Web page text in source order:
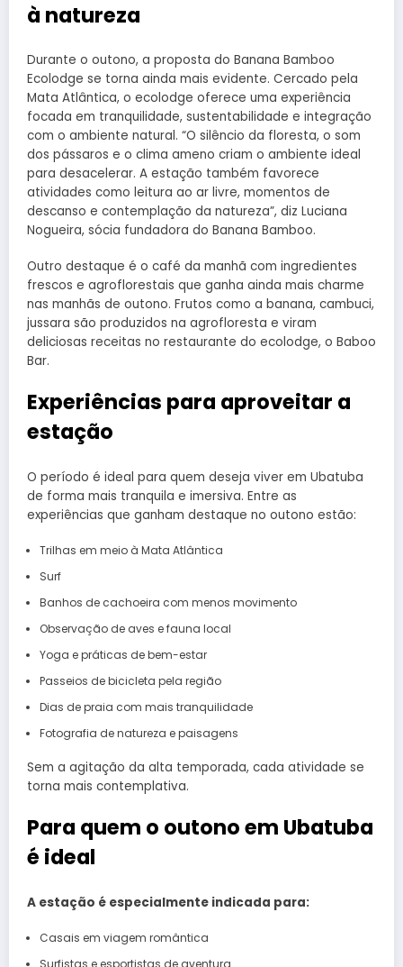
à natureza
Durante o outono, a proposta do Banana Bamboo
Ecolodge se torna ainda mais evidente. Cercado pela
Mata Atlântica, o ecolodge oferece uma experiência
focada em tranquilidade, sustentabilidade e integração
com o ambiente natural. “O silêncio da floresta, o som
dos pássaros e o clima ameno criam o ambiente ideal
para desacelerar. A estação também favorece
atividades como leitura ao ar livre, momentos de
descanso e contemplação da natureza”, diz Luciana
Nogueira, sócia fundadora do Banana Bamboo.
Outro destaque é o café da manhã com ingredientes
frescos e agroflorestais que ganha ainda mais charme
nas manhãs de outono. Frutos como a banana, cambuci,
jussara são produzidos na agrofloresta e viram
deliciosas receitas no restaurante do ecolodge, o Baboo
Bar.
Experiências para aproveitar a
estação
O período é ideal para quem deseja viver em Ubatuba
de forma mais tranquila e imersiva. Entre as
experiências que ganham destaque no outono estão:
Trilhas em meio à Mata Atlântica
Surf
Banhos de cachoeira com menos movimento
Observação de aves e fauna local
Yoga e práticas de bem-estar
Passeios de bicicleta pela região
Dias de praia com mais tranquilidade
Fotografia de natureza e paisagens
Sem a agitação da alta temporada, cada atividade se
torna mais contemplativa.
Para quem o outono em Ubatuba
é ideal
A estação é especialmente indicada para:
Casais em viagem romântica
Surfistas e esportistas de aventura